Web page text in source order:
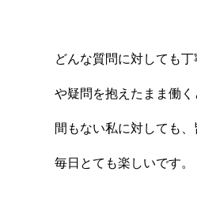
どんな質問に対しても
や疑問を抱えたまま働
間もない私に対しても
毎日とても楽しいです。